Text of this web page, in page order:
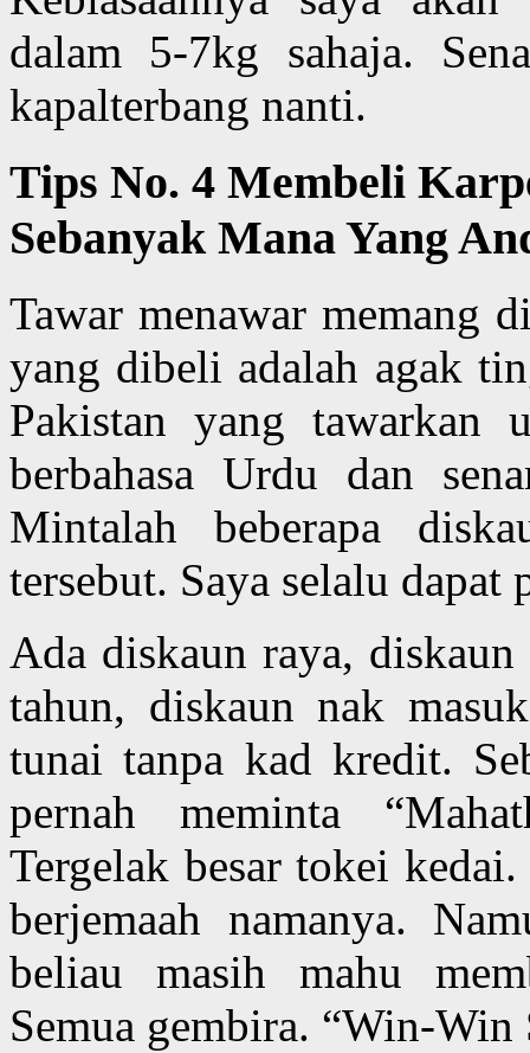
dalam 5-7kg sahaja.
kapalterbang nanti.
Tips No. 4 Membeli
Sebanyak Mana Yang
Tawar menawar memang
yang dibeli adalah agak
Pakistan yang tawarkan
berbahasa Urdu dan
Mintalah beberapa
tersebut. Saya selalu dapat
Ada diskaun raya,
tahun, diskaun nak
tunai tanpa kad kredit.
pernah meminta
Tergelak besar tokei
berjemaah namanya.
beliau masih mahu
Semua gembira. “Win-